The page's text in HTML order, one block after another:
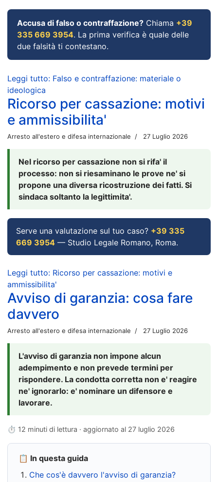
Accusa di falso o contraffazione? Chiama +39
335 669 3954. La prima verifica è quale delle
due falsità ti contestano.
Leggi tutto: Falso e contraffazione: materiale o
ideologica
Ricorso per cassazione: motivi
e ammissibilita'
Arresto all'estero e difesa internazionale 27 Luglio 2026
Nel ricorso per cassazione non si rifa' il
processo: non si riesaminano le prove ne' si
propone una diversa ricostruzione dei fatti. Si
sindaca soltanto la legittimita'.
Serve una valutazione sul tuo caso? +39 335
669 3954 — Studio Legale Romano, Roma.
Leggi tutto: Ricorso per cassazione: motivi e
ammissibilita'
Avviso di garanzia: cosa fare
davvero
Arresto all'estero e difesa internazionale 27 Luglio 2026
L'avviso di garanzia non impone alcun
adempimento e non prevede termini per
rispondere. La condotta corretta non e' reagire
ne' ignorarlo: e' nominare un difensore e
lavorare.
⏱ 12 minuti di lettura · aggiornato al 27 luglio 2026
📋 In questa guida
Che cos'è davvero l'avviso di garanzia?